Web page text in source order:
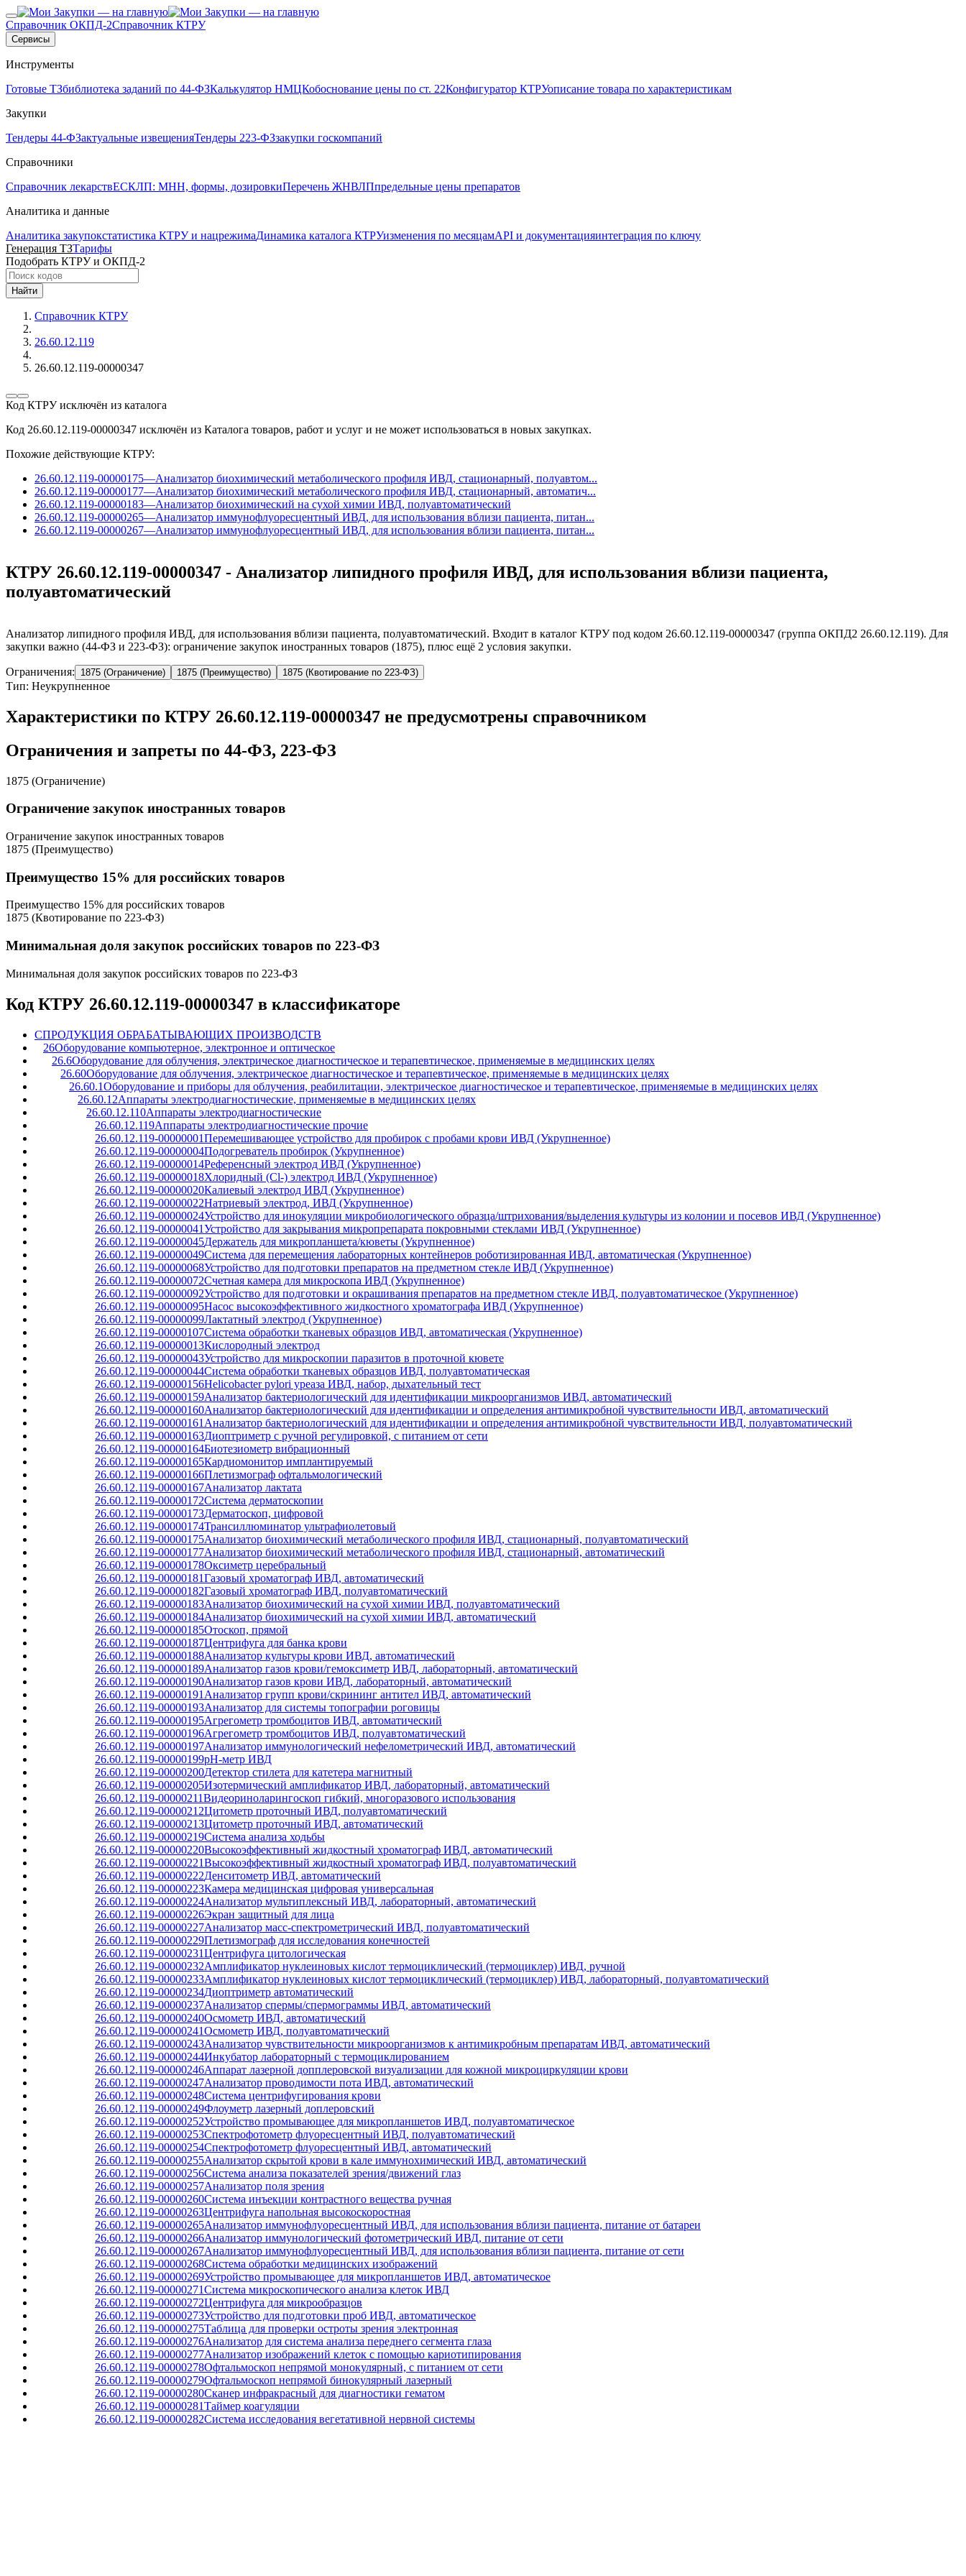
Справочник ОКПД-2Справочник КТРУ
Сервисы
Инструменты
Готовые ТЗбиблиотека заданий по 44-ФЗКалькулятор НМЦКобоснование цены по ст. 22Конфигуратор КТРУописание товара по характеристикам
Закупки
Тендеры 44-ФЗактуальные извещенияТендеры 223-ФЗзакупки госкомпаний
Справочники
Справочник лекарствЕСКЛП: МНН, формы, дозировкиПеречень ЖНВЛПпредельные цены препаратов
Аналитика и данные
Аналитика закупокстатистика КТРУ и нацрежимаДинамика каталога КТРУизменения по месяцамAPI и документацияинтеграция по ключу
Генерация ТЗТарифы
Подобрать КТРУ и ОКПД-2
Найти
Справочник КТРУ
26.60.12.119
26.60.12.119-00000347
Код КТРУ исключён из каталога
Код 26.60.12.119-00000347 исключён из Каталога товаров, работ и услуг и не может использоваться в новых закупках.
Похожие действующие КТРУ:
26.60.12.119-00000175—Анализатор биохимический метаболического профиля ИВД, стационарный, полуавтом...
26.60.12.119-00000177—Анализатор биохимический метаболического профиля ИВД, стационарный, автоматич...
26.60.12.119-00000183—Анализатор биохимический на сухой химии ИВД, полуавтоматический
26.60.12.119-00000265—Анализатор иммунофлуоресцентный ИВД, для использования вблизи пациента, питан...
26.60.12.119-00000267—Анализатор иммунофлуоресцентный ИВД, для использования вблизи пациента, питан...
КТРУ 26.60.12.119-00000347 - Анализатор липидного профиля ИВД, для использования вблизи пациента,
полуавтоматический
Анализатор липидного профиля ИВД, для использования вблизи пациента, полуавтоматический. Входит в каталог КТРУ под кодом 26.60.12.119-00000347 (группа ОКПД2 26.60.12.119). Для
закупки важно (44-ФЗ и 223-ФЗ): ограничение закупок иностранных товаров (1875), плюс ещё 2 условия закупки.
Ограничения: 1875 (Ограничение) 1875 (Преимущество) 1875 (Квотирование по 223-ФЗ)
Тип: Неукрупненное
Характеристики по КТРУ 26.60.12.119-00000347 не предусмотрены справочником
Ограничения и запреты по 44-ФЗ, 223-ФЗ
1875 (Ограничение)
Ограничение закупок иностранных товаров
Ограничение закупок иностранных товаров
1875 (Преимущество)
Преимущество 15% для российских товаров
Преимущество 15% для российских товаров
1875 (Квотирование по 223-ФЗ)
Минимальная доля закупок российских товаров по 223-ФЗ
Минимальная доля закупок российских товаров по 223-ФЗ
Код КТРУ 26.60.12.119-00000347 в классификаторе
CПРОДУКЦИЯ ОБРАБАТЫВАЮЩИХ ПРОИЗВОДСТВ
26Оборудование компьютерное, электронное и оптическое
26.6Оборудование для облучения, электрическое диагностическое и терапевтическое, применяемые в медицинских целях
26.60Оборудование для облучения, электрическое диагностическое и терапевтическое, применяемые в медицинских целях
26.60.1Оборудование и приборы для облучения, реабилитации, электрическое диагностическое и терапевтическое, применяемые в медицинских целях
26.60.12Аппараты электродиагностические, применяемые в медицинских целях
26.60.12.110Аппараты электродиагностические
26.60.12.119Аппараты электродиагностические прочие
26.60.12.119-00000001Перемешивающее устройство для пробирок с пробами крови ИВД (Укрупненное)
26.60.12.119-00000004Подогреватель пробирок (Укрупненное)
26.60.12.119-00000014Референсный электрод ИВД (Укрупненное)
26.60.12.119-00000018Хлоридный (Cl-) электрод ИВД (Укрупненное)
26.60.12.119-00000020Калиевый электрод ИВД (Укрупненное)
26.60.12.119-00000022Натриевый электрод, ИВД (Укрупненное)
26.60.12.119-00000024Устройство для инокуляции микробиологического образца/штрихования/выделения культуры из колонии и посевов ИВД (Укрупненное)
26.60.12.119-00000041Устройство для закрывания микропрепарата покровными стеклами ИВД (Укрупненное)
26.60.12.119-00000045Держатель для микропланшета/кюветы (Укрупненное)
26.60.12.119-00000049Система для перемещения лабораторных контейнеров роботизированная ИВД, автоматическая (Укрупненное)
26.60.12.119-00000068Устройство для подготовки препаратов на предметном стекле ИВД (Укрупненное)
26.60.12.119-00000072Счетная камера для микроскопа ИВД (Укрупненное)
26.60.12.119-00000092Устройство для подготовки и окрашивания препаратов на предметном стекле ИВД, полуавтоматическое (Укрупненное)
26.60.12.119-00000095Насос высокоэффективного жидкостного хроматографа ИВД (Укрупненное)
26.60.12.119-00000099Лактатный электрод (Укрупненное)
26.60.12.119-00000107Система обработки тканевых образцов ИВД, автоматическая (Укрупненное)
26.60.12.119-00000013Кислородный электрод
26.60.12.119-00000043Устройство для микроскопии паразитов в проточной кювете
26.60.12.119-00000044Система обработки тканевых образцов ИВД, полуавтоматическая
26.60.12.119-00000156Helicobacter pylori уреаза ИВД, набор, дыхательный тест
26.60.12.119-00000159Анализатор бактериологический для идентификации микроорганизмов ИВД, автоматический
26.60.12.119-00000160Анализатор бактериологический для идентификации и определения антимикробной чувствительности ИВД, автоматический
26.60.12.119-00000161 Анализатор бактериологический для идентификации и определения антимикробной чувствительности ИВД, полуавтоматический
26.60.12.119-00000163Диоптриметр с ручной регулировкой, с питанием от сети
26.60.12.119-00000164Биотезиометр вибрационный
26.60.12.119-00000165Кардиомонитор имплантируемый
26.60.12.119-00000166Плетизмограф офтальмологический
26.60.12.119-00000167Анализатор лактата
26.60.12.119-00000172Система дерматоскопии
26.60.12.119-00000173Дерматоскоп, цифровой
26.60.12.119-00000174Трансиллюминатор ультрафиолетовый
26.60.12.119-00000175Анализатор биохимический метаболического профиля ИВД, стационарный, полуавтоматический
26.60.12.119-00000177Анализатор биохимический метаболического профиля ИВД, стационарный, автоматический
26.60.12.119-00000178Оксиметр церебральный
26.60.12.119-00000181Газовый хроматограф ИВД, автоматический
26.60.12.119-00000182Газовый хроматограф ИВД, полуавтоматический
26.60.12.119-00000183Анализатор биохимический на сухой химии ИВД, полуавтоматический
26.60.12.119-00000184Анализатор биохимический на сухой химии ИВД, автоматический
26.60.12.119-00000185Отоскоп, прямой
26.60.12.119-00000187Центрифуга для банка крови
26.60.12.119-00000188Анализатор культуры крови ИВД, автоматический
26.60.12.119-00000189Анализатор газов крови/гемоксиметр ИВД, лабораторный, автоматический
26.60.12.119-00000190Анализатор газов крови ИВД, лабораторный, автоматический
26.60.12.119-00000191 Анализатор групп крови/скрининг антител ИВД, автоматический
26.60.12.119-00000193Анализатор для системы топографии роговицы
26.60.12.119-00000195Агрегометр тромбоцитов ИВД, автоматический
26.60.12.119-00000196Агрегометр тромбоцитов ИВД, полуавтоматический
26.60.12.119-00000197Анализатор иммунологический нефелометрический ИВД, автоматический
26.60.12.119-00000199pH-метр ИВД
26.60.12.119-00000200Детектор стилета для катетера магнитный
26.60.12.119-00000205Изотермический амплификатор ИВД, лабораторный, автоматический
26.60.12.119-00000211Видеориноларингоскоп гибкий, многоразового использования
26.60.12.119-00000212Цитометр проточный ИВД, полуавтоматический
26.60.12.119-00000213Цитометр проточный ИВД, автоматический
26.60.12.119-00000219Система анализа ходьбы
26.60.12.119-00000220Высокоэффективный жидкостный хроматограф ИВД, автоматический
26.60.12.119-00000221Высокоэффективный жидкостный хроматограф ИВД, полуавтоматический
26.60.12.119-00000222Денситометр ИВД, автоматический
26.60.12.119-00000223Камера медицинская цифровая универсальная
26.60.12.119-00000224Анализатор мультиплексный ИВД, лабораторный, автоматический
26.60.12.119-00000226Экран защитный для лица
26.60.12.119-00000227Анализатор масс-спектрометрический ИВД, полуавтоматический
26.60.12.119-00000229Плетизмограф для исследования конечностей
26.60.12.119-00000231Центрифуга цитологическая
26.60.12.119-00000232Амплификатор нуклеиновых кислот термоциклический (термоциклер) ИВД, ручной
26.60.12.119-00000233Амплификатор нуклеиновых кислот термоциклический (термоциклер) ИВД, лабораторный, полуавтоматический
26.60.12.119-00000234Диоптриметр автоматический
26.60.12.119-00000237Анализатор спермы/спермограммы ИВД, автоматический
26.60.12.119-00000240Осмометр ИВД, автоматический
26.60.12.119-00000241Осмометр ИВД, полуавтоматический
26.60.12.119-00000243Анализатор чувствительности микроорганизмов к антимикробным препаратам ИВД, автоматический
26.60.12.119-00000244Инкубатор лабораторный с термоциклированием
26.60.12.119-00000246Аппарат лазерной допплеровской визуализации для кожной микроциркуляции крови
26.60.12.119-00000247Анализатор проводимости пота ИВД, автоматический
26.60.12.119-00000248Система центрифугирования крови
26.60.12.119-00000249Флоуметр лазерный доплеровский
26.60.12.119-00000252Устройство промывающее для микропланшетов ИВД, полуавтоматическое
26.60.12.119-00000253Спектрофотометр флуоресцентный ИВД, полуавтоматический
26.60.12.119-00000254Спектрофотометр флуоресцентный ИВД, автоматический
26.60.12.119-00000255Анализатор скрытой крови в кале иммунохимический ИВД, автоматический
26.60.12.119-00000256Система анализа показателей зрения/движений глаз
26.60.12.119-00000257Анализатор поля зрения
26.60.12.119-00000260Система инъекции контрастного вещества ручная
26.60.12.119-00000263Центрифуга напольная высокоскоростная
26.60.12.119-00000265Анализатор иммунофлуоресцентный ИВД, для использования вблизи пациента, питание от батареи
26.60.12.119-00000266Анализатор иммунологический фотометрический ИВД, питание от сети
26.60.12.119-00000267Анализатор иммунофлуоресцентный ИВД, для использования вблизи пациента, питание от сети
26.60.12.119-00000268Система обработки медицинских изображений
26.60.12.119-00000269Устройство промывающее для микропланшетов ИВД, автоматическое
26.60.12.119-00000271Система микроскопического анализа клеток ИВД
26.60.12.119-00000272Центрифуга для микрообразцов
26.60.12.119-00000273Устройство для подготовки проб ИВД, автоматическое
26.60.12.119-00000275Таблица для проверки остроты зрения электронная
26.60.12.119-00000276Анализатор для система анализа переднего сегмента глаза
26.60.12.119-00000277Анализатор изображений клеток с помощью кариотипирования
26.60.12.119-00000278Офтальмоскоп непрямой монокулярный, с питанием от сети
26.60.12.119-00000279Офтальмоскоп непрямой бинокулярный лазерный
26.60.12.119-00000280Сканер инфракрасный для диагностики гематом
26.60.12.119-00000281Таймер коагуляции
26.60.12.119-00000282Система исследования вегетативной нервной системы